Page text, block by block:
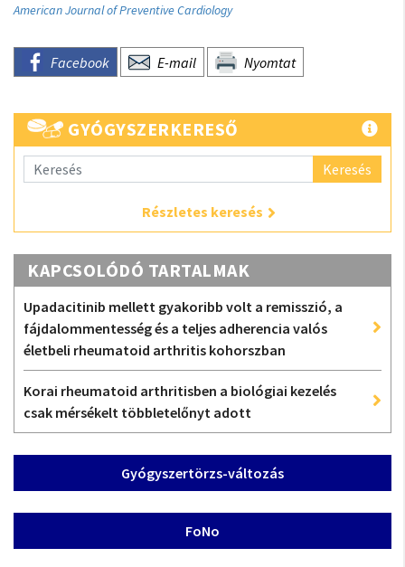
American Journal of Preventive Cardiology
Facebook E-mail Nyomtat
GYÓGYSZERKERESŐ
Keresés
Részletes keresés
KAPCSOLÓDÓ TARTALMAK
Upadacitinib mellett gyakoribb volt a remisszió, a
fájdalommentesség és a teljes adherencia valós
életbeli rheumatoid arthritis kohorszban
Korai rheumatoid arthritisben a biológiai kezelés
csak mérsékelt többletelőnyt adott
Gyógyszertörzs-változás
FoNo